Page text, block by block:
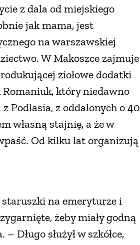
z dala od miejskiego
jak mama, jest
na warszawskiej
W Makoszce zajmuje
ziołowe dodatki
Romaniuk, który niedawno
Podlasia, z oddalonych o 40
własną stajnię, a że w
Od kilku lat organizują
staruszki na emeryturze i
żeby miały godną
Długo służył w szkółce,